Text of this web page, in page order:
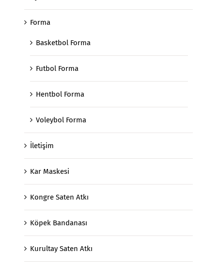
Forma
Basketbol Forma
Futbol Forma
Hentbol Forma
Voleybol Forma
İletişim
Kar Maskesi
Kongre Saten Atkı
Köpek Bandanası
Kurultay Saten Atkı